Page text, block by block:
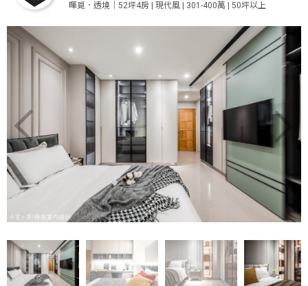
暉覓．透境｜52坪4房 | 現代風 | 301-400萬 | 50坪以上